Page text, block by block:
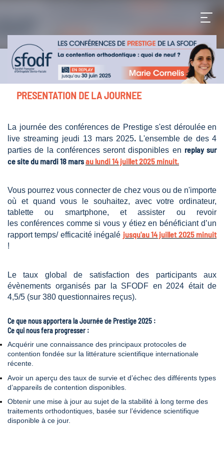
PRESENTATION DE LA JOURNEE
La journée des conférences de Prestige s'est déroulée en
live streaming jeudi 13 mars 2025. L'ensemble de des 4
parties de la conférences seront disponibles en replay sur
ce site du mardi 18 marsau lundi 14 juillet 2025 minuit.
Vous pourrez vous connecter de chez vous ou de n'importe
où et quand vous le souhaitez, avec votre ordinateur,
tablette ou smartphone, et assister ou revoir
les conférences comme si vous y étiez en bénéficiant d’un
rapport temps/ efficacité inégalé jusqu'au 14 juillet 2025 minuit
!
Le taux global de satisfaction des participants aux
évènements organisés par la SFODF en 2024 était de
4,5/5 (sur 380 questionnaires reçus).
Ce que nous apportera la Journée de Prestige 2025 :
Ce qui nous fera progresser :
Acquérir une connaissance des principaux protocoles de
contention fondée sur la littérature scientifique internationale
récente.
Avoir un aperçu des taux de survie et d’échec des différents types
d’appareils de contention disponibles.
Obtenir une mise à jour au sujet de la stabilité à long terme des
traitements orthodontiques, basée sur l’évidence scientifique
disponible à ce jour.